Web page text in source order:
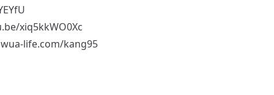
xiq5kkWO0Xc
life.com/kang95